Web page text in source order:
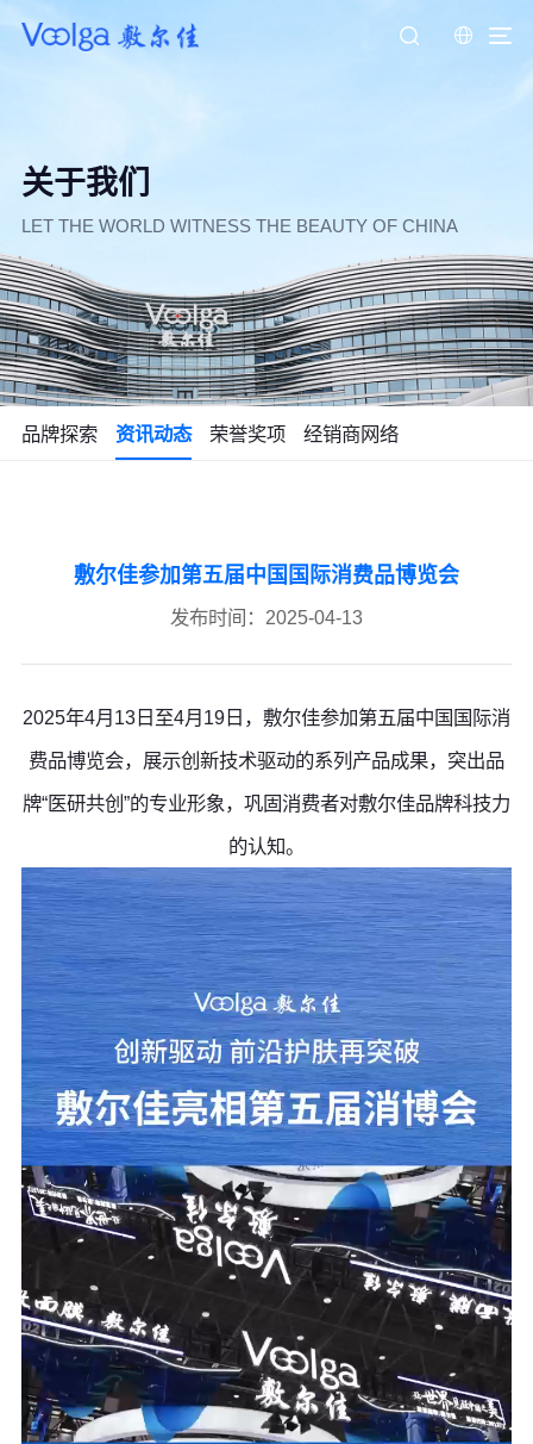
关于我们
LET THE WORLD WITNESS THE BEAUTY OF CHINA
品牌探索 资讯动态 荣誉奖项 经销商网络
敷尔佳参加第五届中国国际消费品博览会
发布时间：2025-04-13
2025年4月13日至4月19日，敷尔佳参加第五届中国国际消
费品博览会，展示创新技术驱动的系列产品成果，突出品
牌“医研共创”的专业形象，巩固消费者对敷尔佳品牌科技力
的认知。